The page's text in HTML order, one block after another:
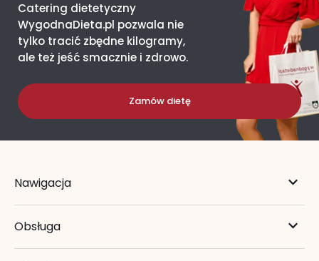
Catering dietetyczny
WygodnaDieta.pl pozwala nie
tylko tracić zbędne kilogramy,
ale też jeść smacznie i zdrowo.
Zamów dietę
Nawigacja
Obsługa